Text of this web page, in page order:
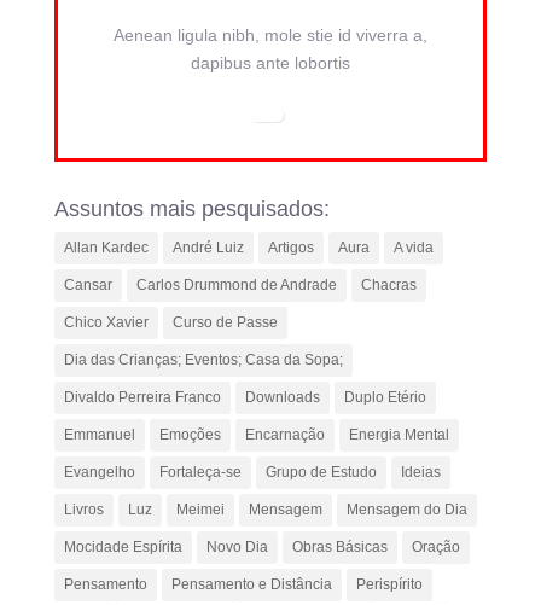
Aenean ligula nibh, mole stie id viverra a,
dapibus ante lobortis
Assuntos mais pesquisados:
Allan Kardec André Luiz Artigos Aura A vida
Cansar Carlos Drummond de Andrade Chacras
Chico Xavier Curso de Passe
Dia das Crianças; Eventos; Casa da Sopa;
Divaldo Perreira Franco Downloads Duplo Etério
Emmanuel Emoções Encarnação Energia Mental
Evangelho Fortaleça-se Grupo de Estudo Ideias
Livros Luz Meimei Mensagem Mensagem do Dia
Mocidade Espírita Novo Dia Obras Básicas Oração
Pensamento Pensamento e Distância Perispírito